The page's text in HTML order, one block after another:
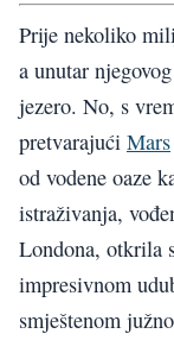
Prije nekoliko
a unutar
jezero. No, s
pretvarajući Mars
od vodene oaze
istraživanja,
Londona, otkrila
impresivnom
smještenom